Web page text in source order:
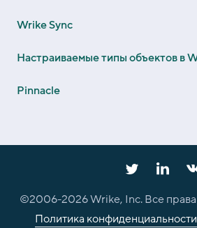
Wrike Sync
Настраиваемые типы объектов в
Pinnacle
©2006-2026Wrike, Inc. Все
Политика конфиденциальности